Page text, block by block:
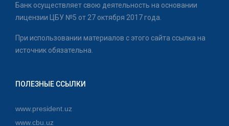
Банк осуществляет свою деятельность на основании
лицензии ЦБУ №5 от 27 октября 2017 года.
При использовании материалов с этого сайта ссылка на
источник обязательна.
ПОЛЕЗНЫЕ ССЫЛКИ
www.president.uz
www.cbu.uz